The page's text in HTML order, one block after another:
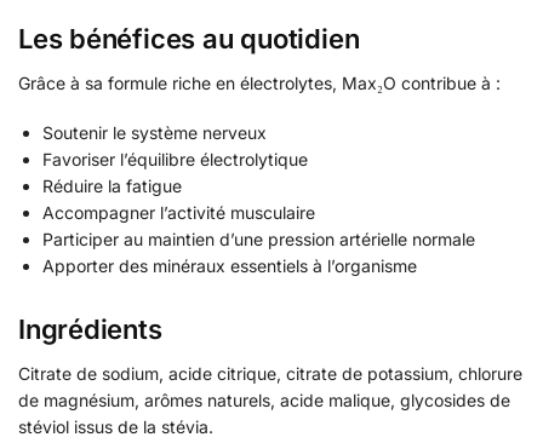
Les bénéfices au quotidien
Grâce à sa formule riche en électrolytes, Max₂O contribue à :
Soutenir le système nerveux
Favoriser l’équilibre électrolytique
Réduire la fatigue
Accompagner l’activité musculaire
Participer au maintien d’une pression artérielle normale
Apporter des minéraux essentiels à l’organisme
Ingrédients
Citrate de sodium, acide citrique, citrate de potassium, chlorure
de magnésium, arômes naturels, acide malique, glycosides de
stéviol issus de la stévia.